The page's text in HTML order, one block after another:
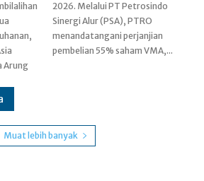
Arung
pembelian 55% saham VMA,...
Muat lebih banyak